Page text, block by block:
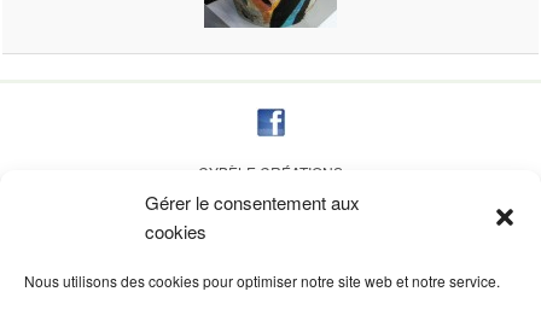
Gérer le consentement aux
cookies
Nous utilisons des cookies pour optimiser notre site web et notre service.
CYBÈLE CRÉATIONS
Résidence du château, 37
31320 AUZEVILLE TOLOSANE – FRANCE